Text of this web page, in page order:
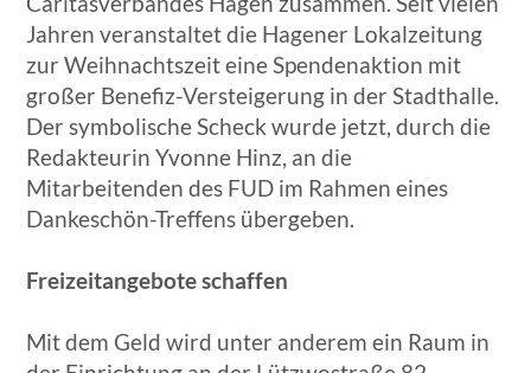
Jahren veranstaltet die Hagener Lokalzeitung
zur Weihnachtszeit eine Spendenaktion mit
großer Benefiz-Versteigerung in der Stadthalle.
Der symbolische Scheck wurde jetzt, durch die
Redakteurin Yvonne Hinz, an die
Mitarbeitenden des FUD im Rahmen eines
Dankeschön-Treffens übergeben.
Freizeitangebote schaffen
Mit dem Geld wird unter anderem ein Raum in